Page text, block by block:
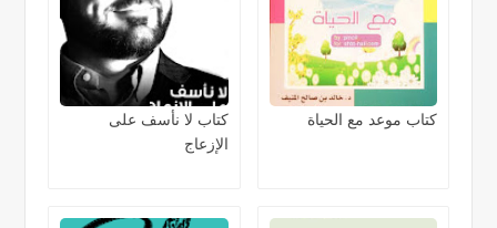
كتاب موعد مع الحياة
كتاب لا نأسف على
الإزعاج